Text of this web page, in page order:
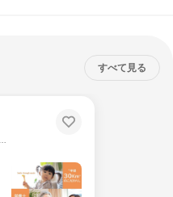
すべて見る